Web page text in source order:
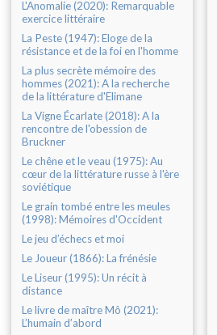
L'Anomalie (2020): Remarquable
exercice littéraire
La Peste (1947): Eloge de la
résistance et de la foi en l'homme
La plus secrète mémoire des
hommes (2021): A la recherche
de la littérature d'Elimane
La Vigne Écarlate (2018): A la
rencontre de l'obession de
Bruckner
Le chêne et le veau (1975): Au
cœur de la littérature russe à l'ère
soviétique
Le grain tombé entre les meules
(1998): Mémoires d'Occident
Le jeu d’échecs et moi
Le Joueur (1866): La frénésie
Le Liseur (1995): Un récit à
distance
Le livre de maître Mô (2021):
L’humain d’abord